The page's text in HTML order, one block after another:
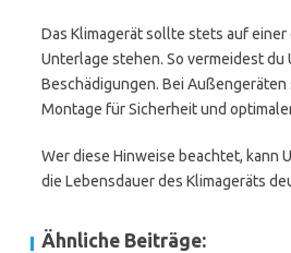
Das Klimagerät sollte stets auf
Unterlage stehen. So vermeidest du
Beschädigungen. Bei
Montage für Sicherheit und
Wer diese Hinweise beachtet, kann
die Lebensdauer des Klimageräts
Ähnliche Beiträge: